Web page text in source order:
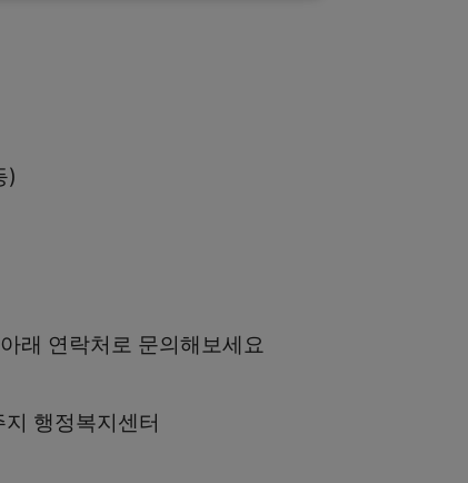
)
래 연락처로 문의해보세요
행정복지센터